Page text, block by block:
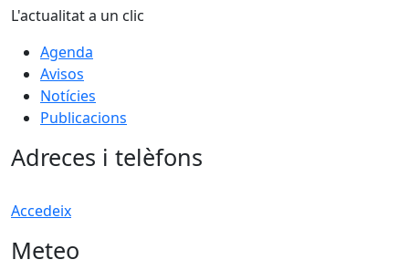
L'actualitat a un clic
Agenda
Avisos
Notícies
Publicacions
Adreces i telèfons
Accedeix
Meteo